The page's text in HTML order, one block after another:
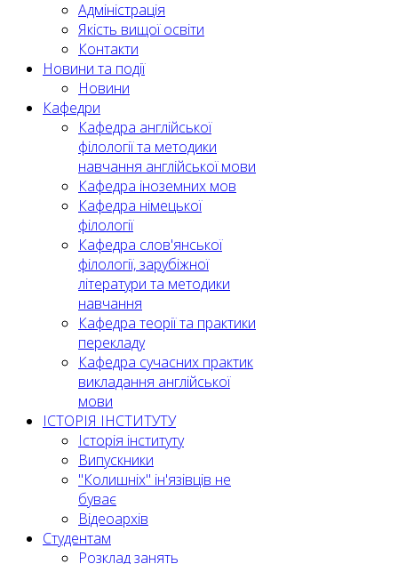
Адміністрація
Якість вищої освіти
Контакти
Новини та події
Новини
Кафедри
Кафедра англійської
філології та методики
навчання англійської мови
Кафедра іноземних мов
Кафедра німецької
філології
Кафедра слов'янської
філології, зарубіжної
літератури та методики
навчання
Кафедра теорії та практики
перекладу
Кафедра сучасних практик
викладання англійської
мови
ІСТОРІЯ ІНСТИТУТУ
Історія інституту
Випускники
"Колишніх" ін'язівців не
буває
Відеоархів
Студентам
Розклад занять